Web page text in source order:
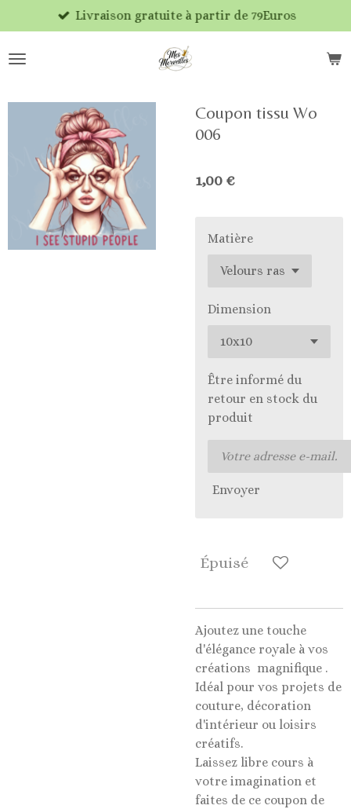
au
contenu
Livraison gratuite à partir de 79Euros
Coupon tissu Wo
006
1,00 €
Matière
Dimension
Être informé du
retour en stock du
produit
Envoyer
Épuisé
Ajoutez une touche
d'élégance royale à vos
créations magnifique .
Idéal pour vos projets de
couture, décoration
d'intérieur ou loisirs
créatifs.
Laissez libre cours à
votre imagination et
faites de ce coupon de